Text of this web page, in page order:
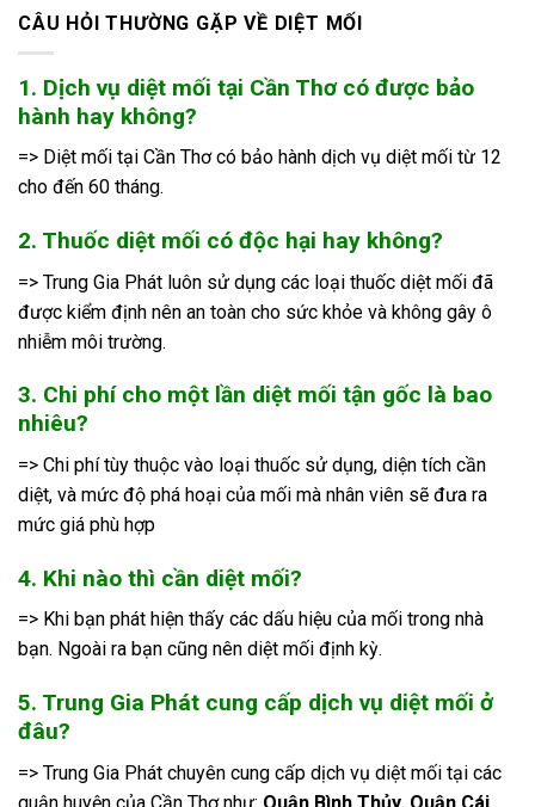
CÂU HỎI THƯỜNG GẶP VỀ DIỆT MỐI
1. Dịch vụ diệt mối tại Cần Thơ có được bảo
hành hay không?
=> Diệt mối tại Cần Thơ có bảo hành dịch vụ diệt mối từ 12
cho đến 60 tháng.
2. Thuốc diệt mối có độc hại hay không?
=> Trung Gia Phát luôn sử dụng các loại thuốc diệt mối đã
được kiểm định nên an toàn cho sức khỏe và không gây ô
nhiễm môi trường.
3. Chi phí cho một lần diệt mối tận gốc là bao
nhiêu?
=> Chi phí tùy thuộc vào loại thuốc sử dụng, diện tích cần
diệt, và mức độ phá hoại của mối mà nhân viên sẽ đưa ra
mức giá phù hợp
4. Khi nào thì cần diệt mối?
=> Khi bạn phát hiện thấy các dấu hiệu của mối trong nhà
bạn. Ngoài ra bạn cũng nên diệt mối định kỳ.
5. Trung Gia Phát cung cấp dịch vụ diệt mối ở
đâu?
=> Trung Gia Phát chuyên cung cấp dịch vụ diệt mối tại các